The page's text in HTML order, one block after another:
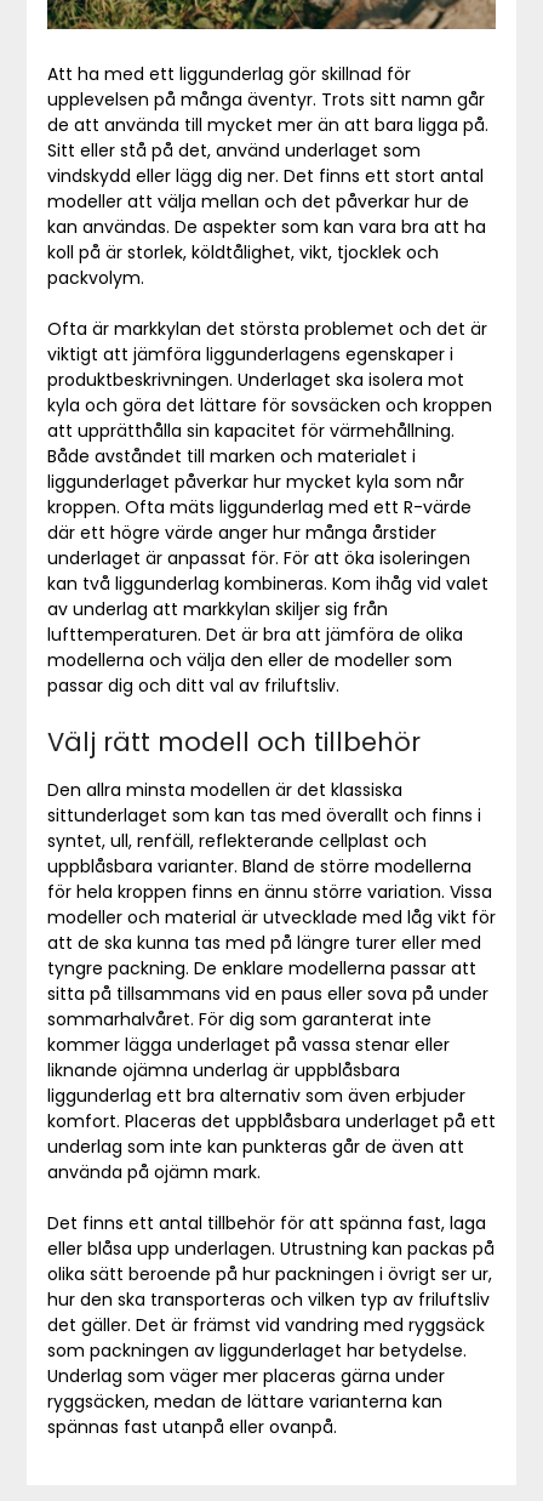
Att ha med ett liggunderlag gör skillnad för
upplevelsen på många äventyr. Trots sitt namn går
de att använda till mycket mer än att bara ligga på.
Sitt eller stå på det, använd underlaget som
vindskydd eller lägg dig ner. Det finns ett stort antal
modeller att välja mellan och det påverkar hur de
kan användas. De aspekter som kan vara bra att ha
koll på är storlek, köldtålighet, vikt, tjocklek och
packvolym.
Ofta är markkylan det största problemet och det är
viktigt att jämföra liggunderlagens egenskaper i
produktbeskrivningen. Underlaget ska isolera mot
kyla och göra det lättare för sovsäcken och kroppen
att upprätthålla sin kapacitet för värmehållning.
Både avståndet till marken och materialet i
liggunderlaget påverkar hur mycket kyla som når
kroppen. Ofta mäts liggunderlag med ett R-värde
där ett högre värde anger hur många årstider
underlaget är anpassat för. För att öka isoleringen
kan två liggunderlag kombineras. Kom ihåg vid valet
av underlag att markkylan skiljer sig från
lufttemperaturen. Det är bra att jämföra de olika
modellerna och välja den eller de modeller som
passar dig och ditt val av friluftsliv.
Välj rätt modell och tillbehör
Den allra minsta modellen är det klassiska
sittunderlaget som kan tas med överallt och finns i
syntet, ull, renfäll, reflekterande cellplast och
uppblåsbara varianter. Bland de större modellerna
för hela kroppen finns en ännu större variation. Vissa
modeller och material är utvecklade med låg vikt för
att de ska kunna tas med på längre turer eller med
tyngre packning. De enklare modellerna passar att
sitta på tillsammans vid en paus eller sova på under
sommarhalvåret. För dig som garanterat inte
kommer lägga underlaget på vassa stenar eller
liknande ojämna underlag är uppblåsbara
liggunderlag ett bra alternativ som även erbjuder
komfort. Placeras det uppblåsbara underlaget på ett
underlag som inte kan punkteras går de även att
använda på ojämn mark.
Det finns ett antal tillbehör för att spänna fast, laga
eller blåsa upp underlagen. Utrustning kan packas på
olika sätt beroende på hur packningen i övrigt ser ur,
hur den ska transporteras och vilken typ av friluftsliv
det gäller. Det är främst vid vandring med ryggsäck
som packningen av liggunderlaget har betydelse.
Underlag som väger mer placeras gärna under
ryggsäcken, medan de lättare varianterna kan
spännas fast utanpå eller ovanpå.